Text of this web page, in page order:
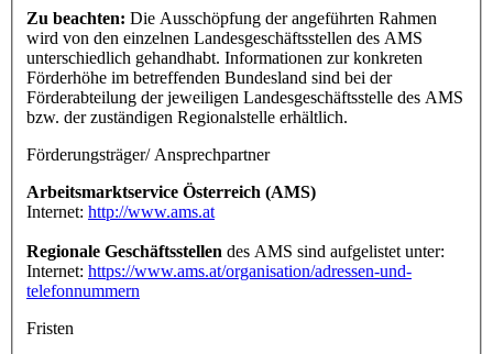
Zu beachten: Die Ausschöpfung der angeführten Rahmen
wird von den einzelnen Landesgeschäftsstellen des AMS
unterschiedlich gehandhabt. Informationen zur konkreten
Förderhöhe im betreffenden Bundesland sind bei der
Förderabteilung der jeweiligen Landesgeschäftsstelle des AMS
bzw. der zuständigen Regionalstelle erhältlich.
Förderungsträger/ Ansprechpartner
Arbeitsmarktservice Österreich (AMS)
Internet: http://www.ams.at
Regionale Geschäftsstellen des AMS sind aufgelistet unter:
Internet: https://www.ams.at/organisation/adressen-und-
telefonnummern
Fristen